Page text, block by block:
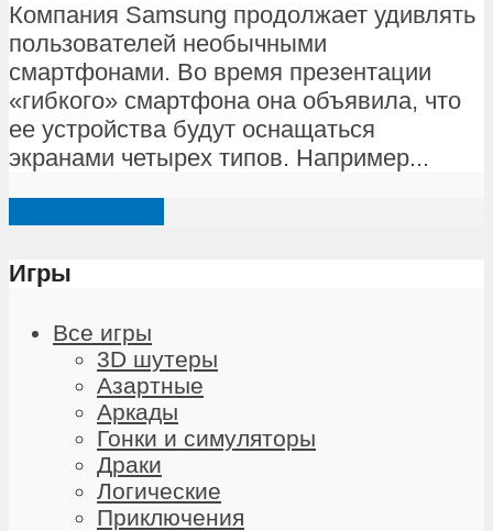
Компания Samsung продолжает удивлять
пользователей необычными
смартфонами. Во время презентации
«гибкого» смартфона она объявила, что
ее устройства будут оснащаться
экранами четырех типов. Например...
Игры
Все игры
3D шутеры
Азартные
Аркады
Гонки и симуляторы
Драки
Логические
Приключения